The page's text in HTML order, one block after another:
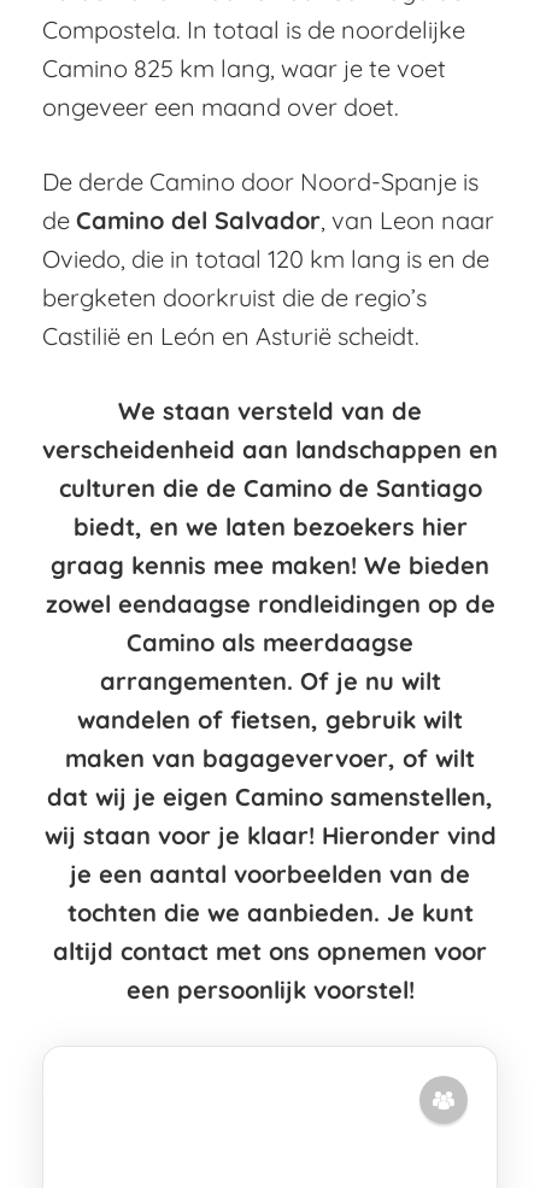
Compostela. In totaal is de noordelijke
Camino 825 km lang, waar je te voet
ongeveer een maand over doet.
De derde Camino door Noord-Spanje is
de Camino del Salvador, van Leon naar
Oviedo, die in totaal 120 km lang is en de
bergketen doorkruist die de regio’s
Castilië en León en Asturië scheidt.
We staan versteld van de
verscheidenheid aan landschappen en
culturen die de Camino de Santiago
biedt, en we laten bezoekers hier
graag kennis mee maken! We bieden
zowel eendaagse rondleidingen op de
Camino als meerdaagse
arrangementen. Of je nu wilt
wandelen of fietsen, gebruik wilt
maken van bagagevervoer, of wilt
dat wij je eigen Camino samenstellen,
wij staan voor je klaar! Hieronder vind
je een aantal voorbeelden van de
tochten die we aanbieden. Je kunt
altijd contact met ons opnemen voor
een persoonlijk voorstel!